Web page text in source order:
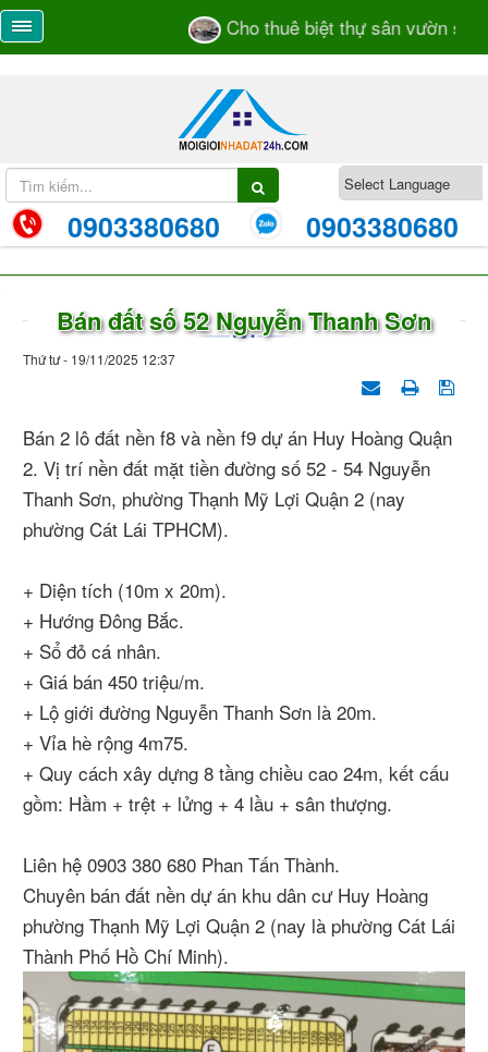
Cho thuê biệt thự sân vườn số 55/
0903380680 0903380680
Bán đất số 52 Nguyễn Thanh Sơn
Thứ tư - 19/11/2025 12:37
Bán 2 lô đất nền f8 và nền f9 dự án Huy Hoàng Quận
2. Vị trí nền đất mặt tiền đường số 52 - 54 Nguyễn
Thanh Sơn, phường Thạnh Mỹ Lợi Quận 2 (nay
phường Cát Lái TPHCM).
+ Diện tích (10m x 20m).
+ Hướng Đông Bắc.
+ Sổ đỏ cá nhân.
+ Giá bán 450 triệu/m.
+ Lộ giới đường Nguyễn Thanh Sơn là 20m.
+ Vỉa hè rộng 4m75.
+ Quy cách xây dựng 8 tầng chiều cao 24m, kết cấu
gồm: Hầm + trệt + lửng + 4 lầu + sân thượng.
Liên hệ 0903 380 680 Phan Tấn Thành.
Chuyên bán đất nền dự án khu dân cư Huy Hoàng
phường Thạnh Mỹ Lợi Quận 2 (nay là phường Cát Lái
Thành Phố Hồ Chí Minh).